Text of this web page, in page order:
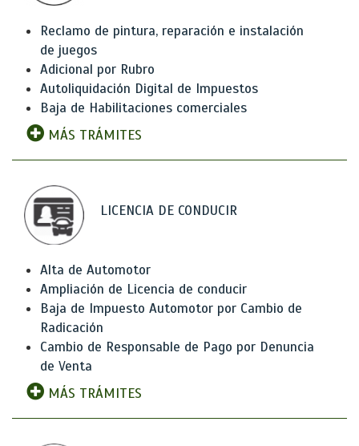
Reclamo de pintura, reparación e instalación
de juegos
Adicional por Rubro
Autoliquidación Digital de Impuestos
Baja de Habilitaciones comerciales
MÁS TRÁMITES
LICENCIA DE CONDUCIR
Alta de Automotor
Ampliación de Licencia de conducir
Baja de Impuesto Automotor por Cambio de
Radicación
Cambio de Responsable de Pago por Denuncia
de Venta
MÁS TRÁMITES